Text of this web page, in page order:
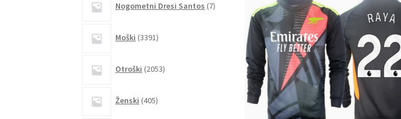
Nogometni Dresi Santos 7izdelkov
Moški 3391izdelkov
Otroški 2053izdelkov
Ženski 405izdelkov